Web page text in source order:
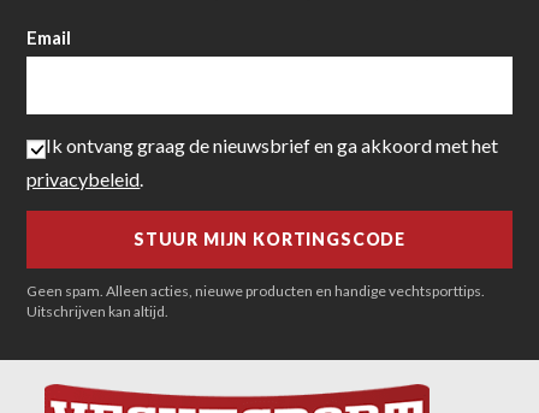
Email
Ik ontvang graag de nieuwsbrief en ga akkoord met het
privacybeleid
Geen spam. Alleen acties, nieuwe producten en handige vechtsporttips.
Uitschrijven kan altijd.